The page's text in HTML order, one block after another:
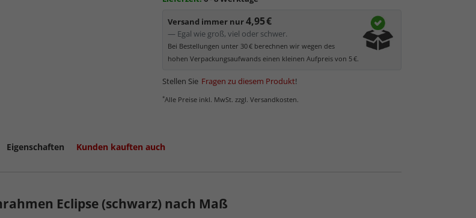
Versand immer nur4,95 €
— Egal wie groß, viel oder schwer.
Bei Bestellungen unter 30 € berechnen wir wegen des
hohen Verpackungsaufwands einen kleinen Aufpreis von 5 €.
Stellen Sie Fragen zu diesem Produkt!
*Alle Preise inkl. MwSt. zzgl. Versandkosten.
Eigenschaften Kunden kauften auch
Eclipse (schwarz) nach Maß